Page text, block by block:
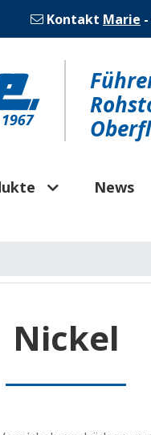
Kontakt Marie
News
Nickel